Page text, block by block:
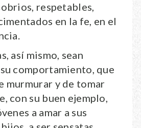
respetables,
en la fe, en el
así mismo, sean
comportamiento, que
murmurar y de tomar
con su buen ejemplo,
a amar a sus